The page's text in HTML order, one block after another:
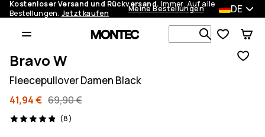
Kostenloser Versand und Rückversand. Immer. Auf alle
Bestellungen. Jetzt kaufen Meine Bestellungen DE
Bravo W
Fleecepullover Damen Black
41,94 € 69,90 €
(8)
8 Reviews, 4.9/5